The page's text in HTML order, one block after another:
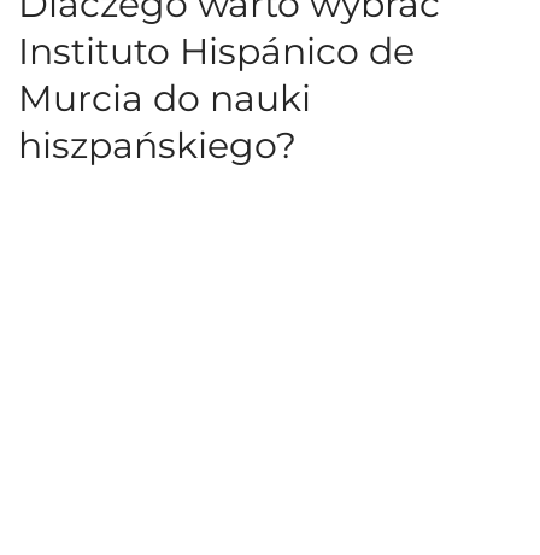
Instituto Hispánico de
Murcia do nauki
hiszpańskiego?